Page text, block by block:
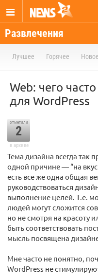
Развлечения
Лучшее Горячее Новое
Web: чего
для WordPress
отметили
2
в архиве
Тема дизайна всегда так
одной причине — “на
есть все же одна общая
руководствоваться
выполнение целей. Т.е.
людей могут сложится
но не смотря на красоту
быть соответствовать
мысль посвящена
Мне часто не понятно,
WordPress не